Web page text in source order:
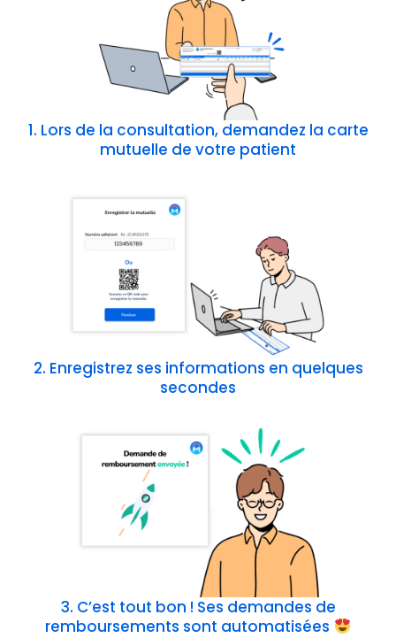
1. Lors de la consultation, demandez la carte
mutuelle de votre patient
2. Enregistrez ses informations en quelques
secondes
3. C’est tout bon ! Ses demandes de
remboursements sont automatisées